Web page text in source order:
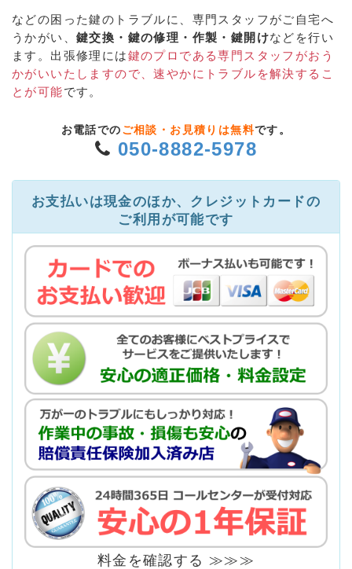
などの困った鍵のトラブルに、専門スタッフがご自宅へ
うかがい、 鍵交換・鍵の修理・作製・鍵開けなどを行い
ます。出張修理には鍵のプロである専門スタッフがおう
かがいいたしますので、速やかにトラブルを解決するこ
とが可能です。
お電話での ご相談・お見積りは無料です。
050-8882-5978
お支払いは現金のほか、クレジットカードの
ご利用が可能です
料金を確認する ≫≫≫